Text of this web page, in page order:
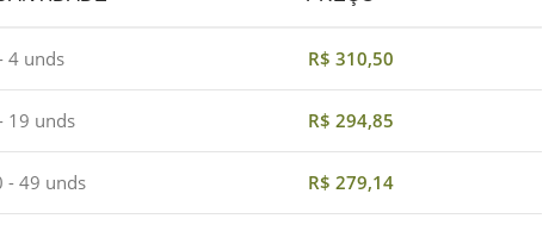
4 unds R$ 310,50
19 unds R$ 294,85
- 49 unds R$ 279,14